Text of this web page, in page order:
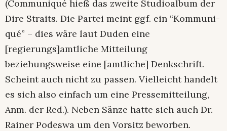
(Com­mu­ni­qué hieß das zweite Studioalbum der
Dire Straits. Die Partei meint ggf. ein “Kom­mu­ni­
qué” – dies wäre laut Duden eine
[regierungs]amtliche Mitteilung
beziehungsweise eine [amtliche] Denkschrift.
Scheint auch nicht zu passen. Vielleicht handelt
es sich also einfach um eine Pressemitteilung,
Anm. der Red.). Neben Sänze hatte sich auch Dr.
Rainer Podeswa um den Vorsitz beworben.